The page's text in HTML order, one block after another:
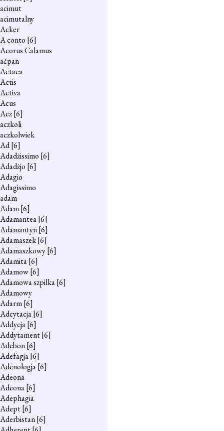
acimut
acimutalny
Acker
A conto [6]
Acorus Calamus
aćpan
Actaea
Actis
Activa
Acus
Acz[6]
aczkoli
aczkolwiek
Ad[6]
Adadżissimo [6]
Adadżjo [6]
Adagio
Adagissimo
adam
Adam[6]
Adamantea[6]
Adamantyn[6]
Adamaszek[6]
Adamaszkowy[6]
Adamita[6]
Adamow[6]
Adamowa szpilka[6]
Adamowy
Adarm[6]
Adcytacja[6]
Addycja[6]
Addytament[6]
Adebon[6]
Adefagja[6]
Adenologja[6]
Adeona
Adeona[6]
Adephagia
Adept[6]
Aderbistan[6]